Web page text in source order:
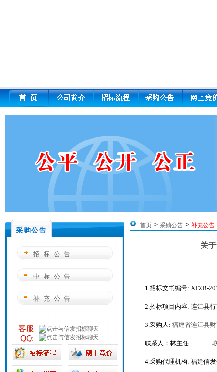
采购公告
招标公告
中标公告
补充公告
客服
QQ:
首页 > 采购公告 > 补充公告
关
1.招标文书编号: XFZB-
2.招标项目内容: 连江县
3.采购人 : 福建省连江县
联系人：林主任
4.采购代理机构: 福建信